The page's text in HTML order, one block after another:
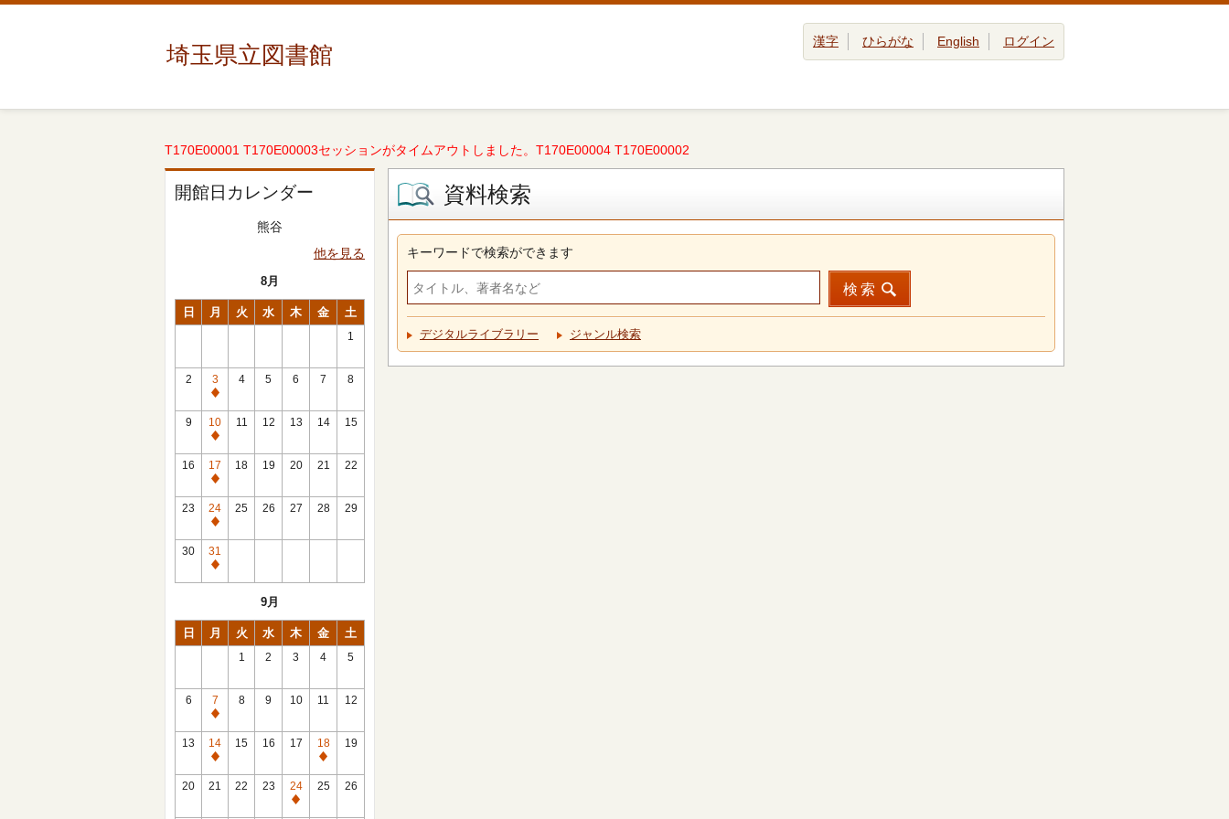
埼玉県立図書館 漢字 ひらがな English ログイン
T170E00001 T170E00003セッションがタイムアウトしました。T170E00004 T170E00002
開館日カレンダー
熊谷
他を見る
8月
日 月 火 水 木 金 土
1
2
3
休
館
日
4 5 6 7 8
9
10
休
館
日
11 12 13 14 15
16
17
休
館
日
18 19 20 21 22
23
24
休
館
日
25 26 27 28 29
30
31
休
9月
日 月 火 水 木 金 土
1 2 3 4 5
6
7
休
館
日
8 9 10 11 12
13
14
休
館
15 16 17
18
休
館
19
20 21 22 23
24
休
25 26
資料検索
キーワードで検索ができます
検索
デジタルライブラリー ジャンル検索